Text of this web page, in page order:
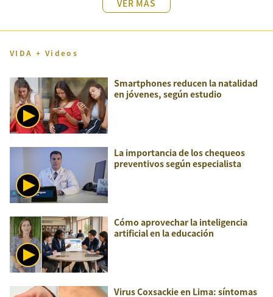
VER MÁS
VIDA + Videos
Smartphones reducen la natalidad
en jóvenes, según estudio
La importancia de los chequeos
preventivos según especialista
Cómo aprovechar la inteligencia
artificial en la educación
Virus Coxsackie en Lima: síntomas